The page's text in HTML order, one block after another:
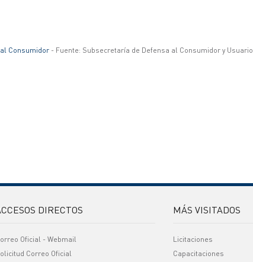
Consumidor - Fuente: Subsecretaría de Defensa al Consumidor y Usuario
DIRECTOS
Oficial - Webmail
Correo Oficial
MÁS VISITADOS
Licitaciones
Capacitaciones